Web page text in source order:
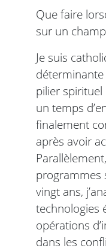
Que faire
sur un
Je suis
pilier spirituel
un temps
finalement
après avoir
programmes
vingt ans,
technologies
opérations
dans les